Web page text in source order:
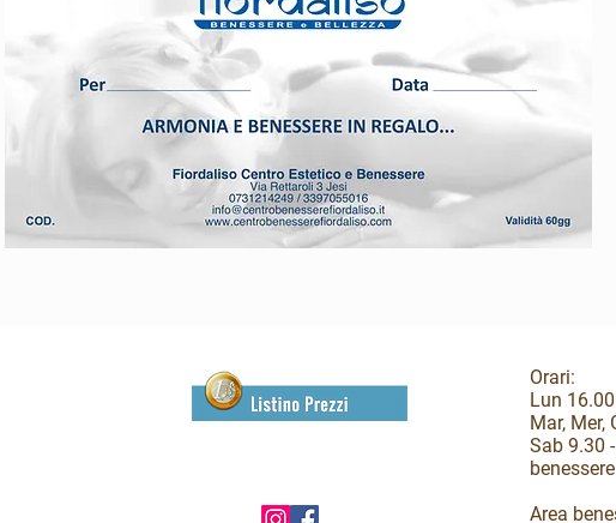
Orari:
Lun
Mar, Mer,
Sab 9.30
benessere
Area